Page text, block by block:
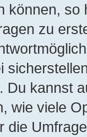
können,
zu
Du kannst
wie viele
die